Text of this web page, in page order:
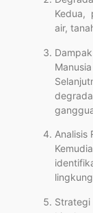
Kedua,
air,
Manusia
Analisis